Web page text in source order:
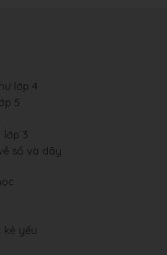
lớp 4
5
lớp 3
số và dãy
kẻ yếu